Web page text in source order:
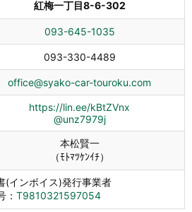
紅梅一丁目8-6-302
093-645-1035
093-330-4489
office@syako-car-touroku.com
https://lin.ee/kBtZVnx
@unz7979j
本松賢一
（ﾓﾄﾏﾂｹﾝｲﾁ）
(インボイス)発行事業者
： T9810321597054